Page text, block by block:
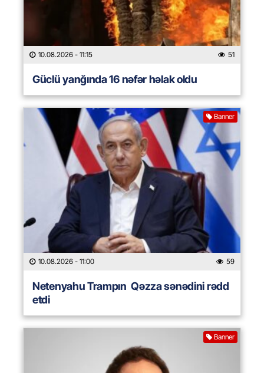
10.08.2026 - 11:15 51
Güclü yanğında 16 nəfər həlak oldu
Banner
10.08.2026 - 11:00 59
Netenyahu Trampın Qəzza sənədini rədd
etdi
Banner